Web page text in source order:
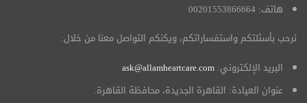
هاتف: 00201553866664
نرحب بأسئلتكم واستفساراتكم، ويكنكم التواصل معنا من خلال:
البريد الإلكتروني: ask@allamheartcare.com
عنوان العيادة: القاهرة الجديدة، محافظة القاهرة.